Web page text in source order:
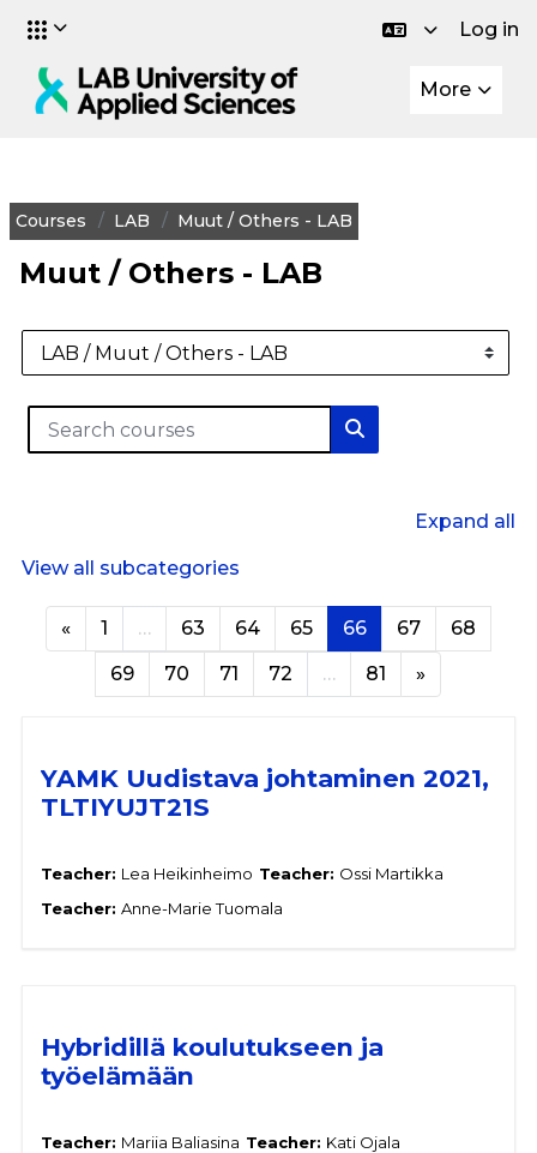
Skip to main content
Log in
More
Courses LAB Muut / Others - LAB
Muut / Others - LAB
Course categories
Search courses
Search courses
Expand all
View all subcategories
«Previous page
1 Page 1
… 63 Page 63
64Page 64
65Page 65
66Page 66
67Page 67
68
69Page 69
70 Page 70
71 Page 71
72 Page 72
… 81 Page 81
»
YAMK Uudistava johtaminen 2021,
TLTIYUJT21S
Teacher: Lea Heikinheimo Teacher: Ossi Martikka
Teacher: Anne-Marie Tuomala
Hybridillä koulutukseen ja
työelämään
Teacher: Mariia Baliasina Teacher: Kati Ojala